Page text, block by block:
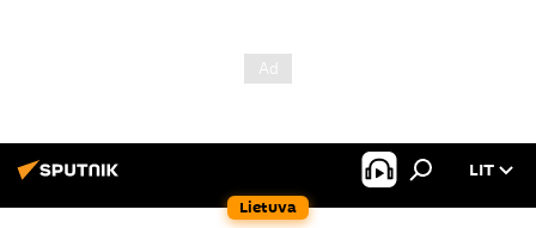
Lietuva
LIT